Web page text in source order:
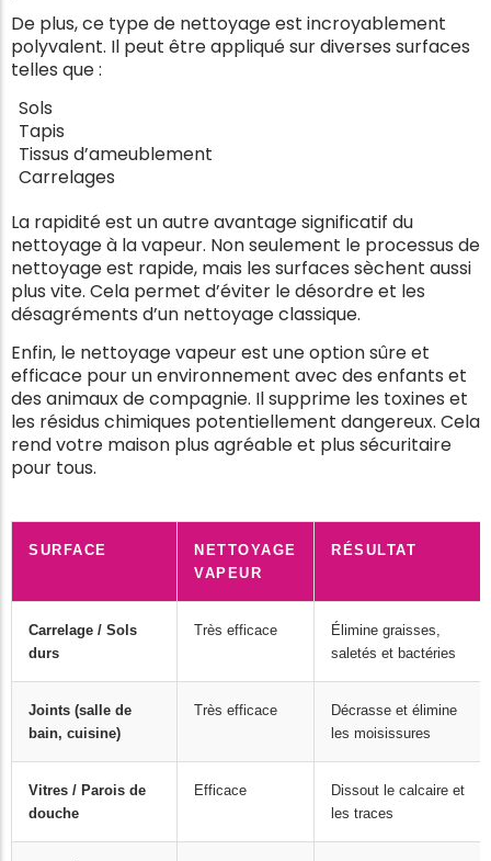
De plus, ce type de nettoyage est incroyablement
polyvalent. Il peut être appliqué sur diverses surfaces
telles que :
Sols
Tapis
Tissus d’ameublement
Carrelages
La rapidité est un autre avantage significatif du
nettoyage à la vapeur. Non seulement le processus de
nettoyage est rapide, mais les surfaces sèchent aussi
plus vite. Cela permet d’éviter le désordre et les
désagréments d’un nettoyage classique.
Enfin, le nettoyage vapeur est une option sûre et
efficace pour un environnement avec des enfants et
des animaux de compagnie. Il supprime les toxines et
les résidus chimiques potentiellement dangereux. Cela
rend votre maison plus agréable et plus sécuritaire
pour tous.
SURFACE
NETTOYAGE
VAPEUR
RÉSULTAT
Carrelage / Sols
durs
Très efficace
Élimine graisses,
saletés et bactéries
Joints (salle de
bain, cuisine)
Très efficace
Décrasse et élimine
les moisissures
Vitres / Parois de
douche
Efficace
Dissout le calcaire et
les traces